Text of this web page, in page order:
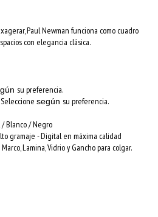
Paul Newman funciona como cuadro
con elegancia clásica.
su preferencia.
según su preferencia.
Blanco / Negro
gramaje - Digital en máxima calidad
Lamina, Vidrio y Gancho para colgar.